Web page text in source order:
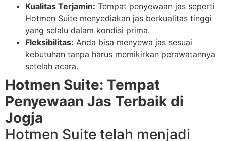
Kualitas Terjamin: Tempat penyewaan jas seperti
Hotmen Suite menyediakan jas berkualitas tinggi
yang selalu dalam kondisi prima.
Fleksibilitas: Anda bisa menyewa jas sesuai
kebutuhan tanpa harus memikirkan perawatannya
setelah acara.
Hotmen Suite: Tempat
Penyewaan Jas Terbaik di
Jogja
Hotmen Suite telah menjadi